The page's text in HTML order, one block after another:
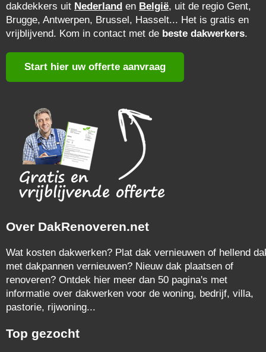
dakdekkers uit Nederland en België, uit de regio Gent,
Brugge, Antwerpen, Brussel, Hasselt... Het is gratis en
vrijblijvend. Kom in contact met de beste dakwerkers.
Start hier uw offerte aanvraag
Over DakRenoveren.net
Wat kosten dakwerken? Plat dak vernieuwen of hellend
met dakpannen vernieuwen? Nieuw dak plaatsen of
renoveren? Ontdek hier meer dan 50 pagina's met
informatie over dakwerken voor de woning, bedrijf, villa,
pastorie, rijwoning...
Top gezocht